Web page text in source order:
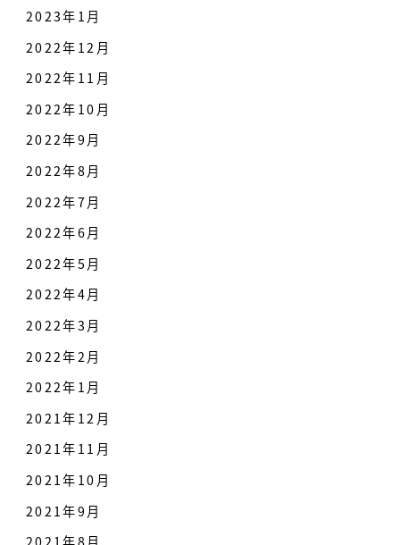
2023年1月
2022年12月
2022年11月
2022年10月
2022年9月
2022年8月
2022年7月
2022年6月
2022年5月
2022年4月
2022年3月
2022年2月
2022年1月
2021年12月
2021年11月
2021年10月
2021年9月